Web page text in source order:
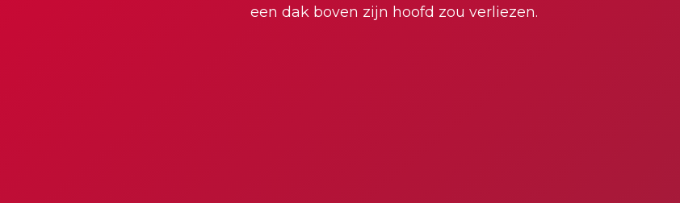
een dak boven zijn hoofd zou verliezen.